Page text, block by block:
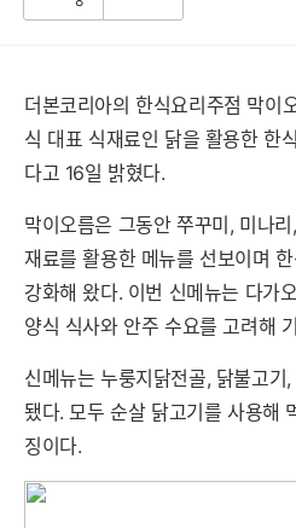
더본코리아의 한식요리주점 막이
식 대표 식재료인 닭을 활용한 한
다고 16일 밝혔다.
막이오름은 그동안 쭈꾸미, 미나
재료를 활용한 메뉴를 선보이며
강화해 왔다. 이번 신메뉴는 다가
양식 식사와 안주 수요를 고려해
신메뉴는 누룽지닭전골, 닭불고
됐다. 모두 순살 닭고기를 사용해
징이다.